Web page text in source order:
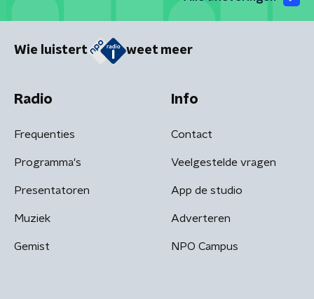
Wie luistert weet meer
Radio
Frequenties
Programma's
Presentatoren
Muziek
Gemist
Info
Contact
Veelgestelde vragen
App de studio
Adverteren
NPO Campus